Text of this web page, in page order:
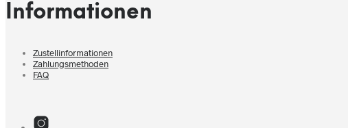
Informationen
Zustellinformationen
Zahlungsmethoden
FAQ